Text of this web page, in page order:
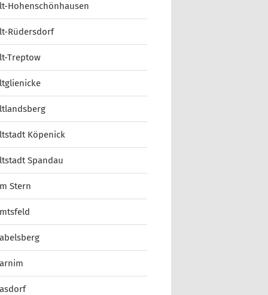
Hohenschönhausen
Rüdersdorf
Treptow
Köpenick
Spandau
Stern